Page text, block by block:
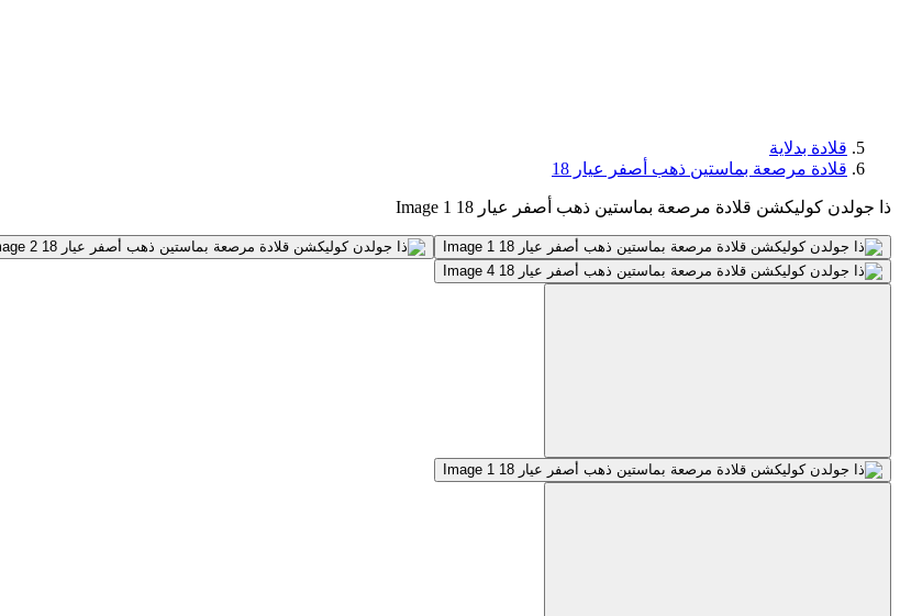
قلادة بدلاية
قلادة مرصعة بماستين ذهب ‏أصفر عيار 18
ذا جولدن كوليكشن قلادة مرصعة بماستين ذهب ‏أصفر عيار 18 Image 1